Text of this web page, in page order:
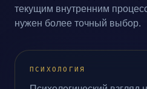
текущим внутренним
нужен более точный выбор.
ПСИХОЛОГИЯ